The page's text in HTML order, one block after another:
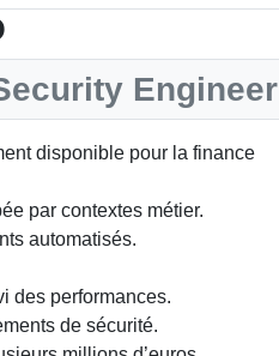
Engineer
disponible pour la finance
par contextes métier.
automatisés.
des performances.
de sécurité.